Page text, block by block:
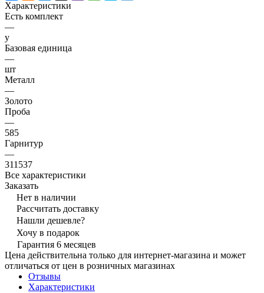
Характеристики
Есть комплект
—
y
Базовая единица
—
шт
Металл
—
Золото
Проба
—
585
Гарнитур
—
311537
Все характеристики
Заказать
Нет в наличии
Рассчитать доставку
Нашли дешевле?
Хочу в подарок
Гарантия 6 месяцев
Цена действительна только для интернет-магазина и может
отличаться от цен в розничных магазинах
Отзывы
Характеристики